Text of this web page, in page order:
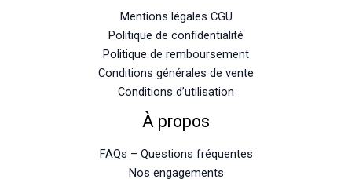
Mentions légales CGU
Politique de confidentialité
Politique de remboursement
Conditions générales de vente
Conditions d’utilisation
À propos
FAQs – Questions fréquentes
Nos engagements